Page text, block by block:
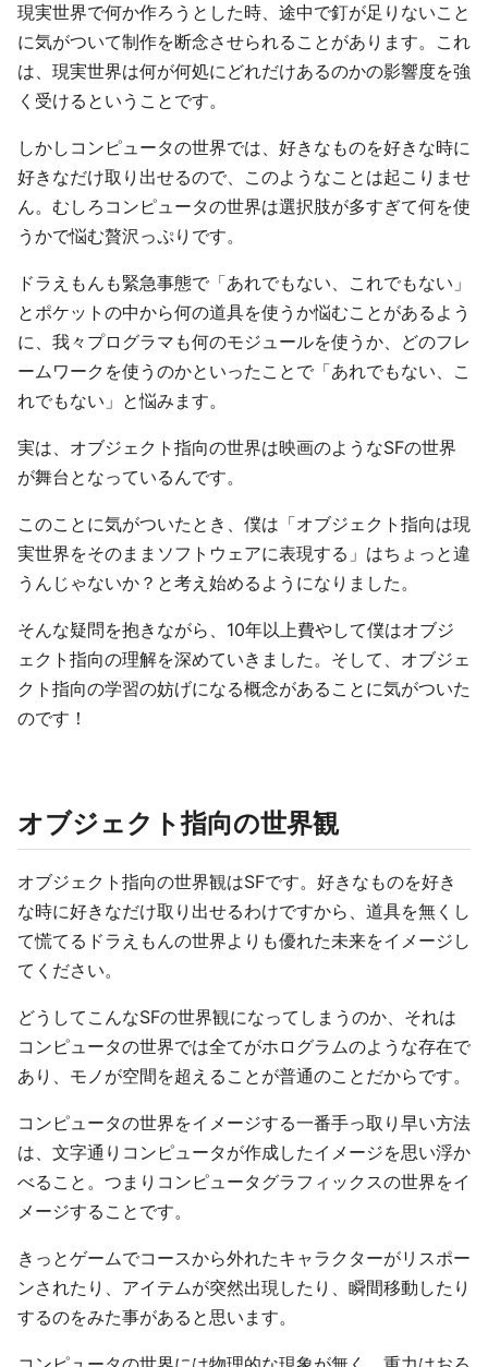
現実世界で何か作ろうとした時、途中で釘が足りないこと
に気がついて制作を断念させられることがあります。これ
は、現実世界は何が何処にどれだけあるのかの影響度を強
く受けるということです。
しかしコンピュータの世界では、好きなものを好きな時に
好きなだけ取り出せるので、このようなことは起こりませ
ん。むしろコンピュータの世界は選択肢が多すぎて何を使
うかで悩む贅沢っぷりです。
ドラえもんも緊急事態で「あれでもない、これでもない」
とポケットの中から何の道具を使うか悩むことがあるよう
に、我々プログラマも何のモジュールを使うか、どのフレ
ームワークを使うのかといったことで「あれでもない、こ
れでもない」と悩みます。
実は、オブジェクト指向の世界は映画のようなSFの世界
が舞台となっているんです。
このことに気がついたとき、僕は「オブジェクト指向は現
実世界をそのままソフトウェアに表現する」はちょっと違
うんじゃないか？と考え始めるようになりました。
そんな疑問を抱きながら、10年以上費やして僕はオブジ
ェクト指向の理解を深めていきました。そして、オブジェ
クト指向の学習の妨げになる概念があることに気がついた
のです！
オブジェクト指向の世界観
オブジェクト指向の世界観はSFです。好きなものを好き
な時に好きなだけ取り出せるわけですから、道具を無くし
て慌てるドラえもんの世界よりも優れた未来をイメージし
てください。
どうしてこんなSFの世界観になってしまうのか、それは
コンピュータの世界では全てがホログラムのような存在で
あり、モノが空間を超えることが普通のことだからです。
コンピュータの世界をイメージする一番手っ取り早い方法
は、文字通りコンピュータが作成したイメージを思い浮か
べること。つまりコンピュータグラフィックスの世界をイ
メージすることです。
きっとゲームでコースから外れたキャラクターがリスポー
ンされたり、アイテムが突然出現したり、瞬間移動したり
するのをみた事があると思います。